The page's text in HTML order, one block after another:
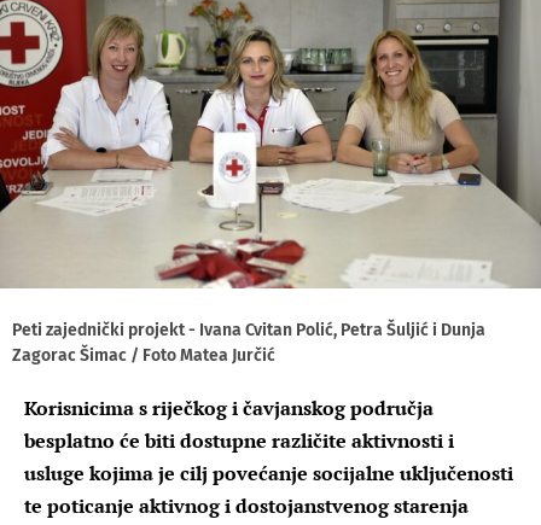
Peti zajednički projekt - Ivana Cvitan Polić, Petra Šuljić i Dunja
Zagorac Šimac / Foto Matea Jurčić
Korisnicima s riječkog i čavjanskog područja
besplatno će biti dostupne različite aktivnosti i
usluge kojima je cilj povećanje socijalne uključenosti
te poticanje aktivnog i dostojanstvenog starenja